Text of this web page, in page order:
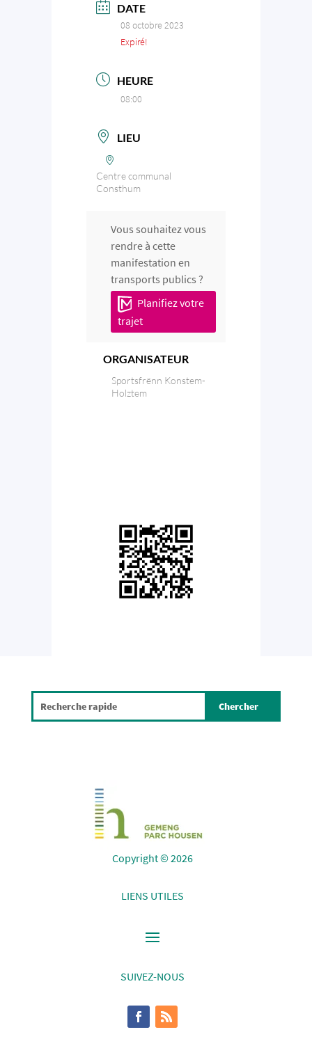
DATE
08 octobre 2023
Expiré!
HEURE
08:00
LIEU
Centre communal
Consthum
Vous souhaitez vous
rendre à cette
manifestation en
transports publics ?
Planifiez votre
trajet
ORGANISATEUR
Sportsfrënn Konstem-
Holztem
Copyright © 2026
LIENS UTILES
SUIVEZ-NOUS